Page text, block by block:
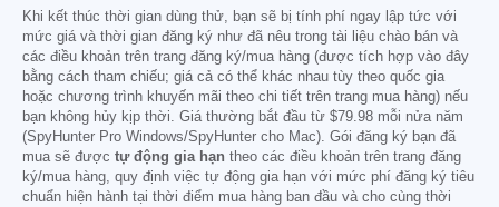
Khi kết thúc thời gian dùng thử, bạn sẽ bị tính phí ngay lập tức với
mức giá và thời gian đăng ký như đã nêu trong tài liệu chào bán và
các điều khoản trên trang đăng ký/mua hàng (được tích hợp vào đây
bằng cách tham chiếu; giá cả có thể khác nhau tùy theo quốc gia
hoặc chương trình khuyến mãi theo chi tiết trên trang mua hàng) nếu
bạn không hủy kịp thời. Giá thường bắt đầu từ $79.98 mỗi nửa năm
(SpyHunter Pro Windows/SpyHunter cho Mac). Gói đăng ký bạn đã
mua sẽ được tự động gia hạn theo các điều khoản trên trang đăng
ký/mua hàng, quy định việc tự động gia hạn với mức phí đăng ký tiêu
chuẩn hiện hành tại thời điểm mua hàng ban đầu và cho cùng thời